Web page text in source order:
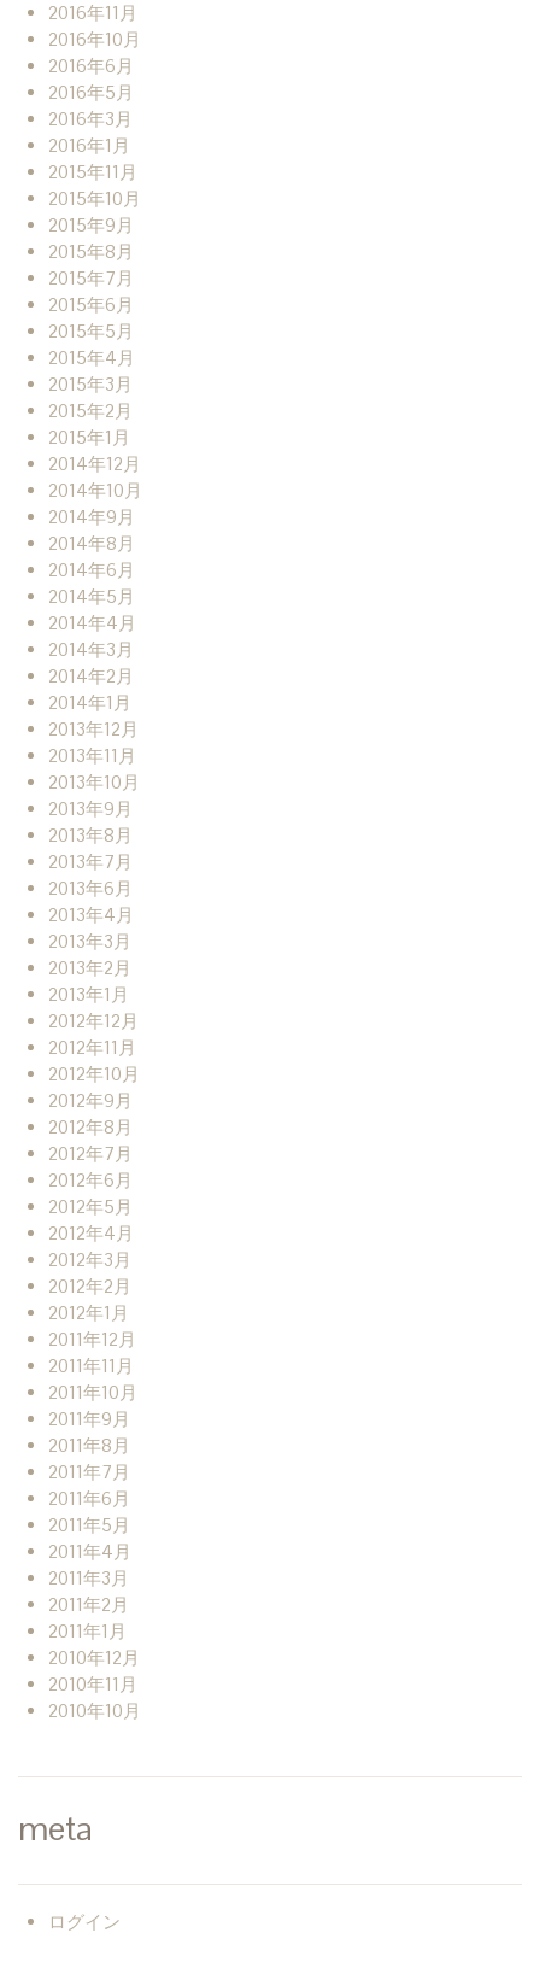
2016年11月
2016年10月
2016年6月
2016年5月
2016年3月
2016年1月
2015年11月
2015年10月
2015年9月
2015年8月
2015年7月
2015年6月
2015年5月
2015年4月
2015年3月
2015年2月
2015年1月
2014年12月
2014年10月
2014年9月
2014年8月
2014年6月
2014年5月
2014年4月
2014年3月
2014年2月
2014年1月
2013年12月
2013年11月
2013年10月
2013年9月
2013年8月
2013年7月
2013年6月
2013年4月
2013年3月
2013年2月
2013年1月
2012年12月
2012年11月
2012年10月
2012年9月
2012年8月
2012年7月
2012年6月
2012年5月
2012年4月
2012年3月
2012年2月
2012年1月
2011年12月
2011年11月
2011年10月
2011年9月
2011年8月
2011年7月
2011年6月
2011年5月
2011年4月
2011年3月
2011年2月
2011年1月
2010年12月
2010年11月
2010年10月
meta
ログイン